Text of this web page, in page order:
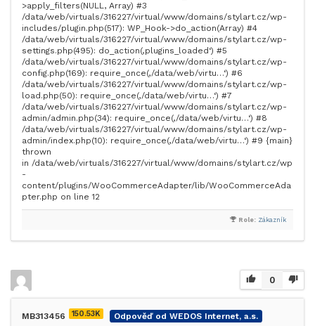
>apply_filters(NULL, Array) #3
/data/web/virtuals/316227/virtual/www/domains/stylart.cz/wp-
includes/plugin.php(517): WP_Hook->do_action(Array) #4
/data/web/virtuals/316227/virtual/www/domains/stylart.cz/wp-
settings.php(495): do_action(‚plugins_loaded‘) #5
/data/web/virtuals/316227/virtual/www/domains/stylart.cz/wp-
config.php(169): require_once(‚/data/web/virtu…‘) #6
/data/web/virtuals/316227/virtual/www/domains/stylart.cz/wp-
load.php(50): require_once(‚/data/web/virtu…‘) #7
/data/web/virtuals/316227/virtual/www/domains/stylart.cz/wp-
admin/admin.php(34): require_once(‚/data/web/virtu…‘) #8
/data/web/virtuals/316227/virtual/www/domains/stylart.cz/wp-
admin/index.php(10): require_once(‚/data/web/virtu…‘) #9 {main}
thrown
in /data/web/virtuals/316227/virtual/www/domains/stylart.cz/wp
-
content/plugins/WooCommerceAdapter/lib/WooCommerceAda
pter.php on line 12
Role: Zákazník
0
MB313456 150.53K
Odpověď od WEDOS Internet, a.s.